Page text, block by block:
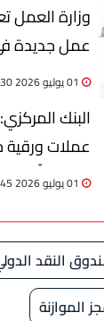
والتقديم طوال
01 يوليو 2026 06:30 م
البنك
و50 قرشًا والجنيه الورقي01 يوليو 2026 06:45 م
النقد
الموازنة